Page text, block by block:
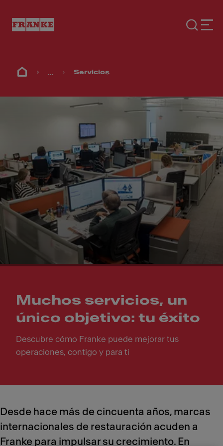
... Servicios
Muchos servicios, un
único objetivo: tu éxito
Descubre cómo Franke puede mejorar tus
operaciones, contigo y para ti
Desde hace más de cincuenta años, marcas
internacionales de restauración acuden a
Franke para impulsar su crecimiento. En